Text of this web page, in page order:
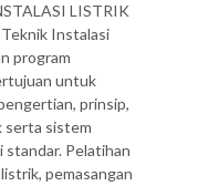
LISTRIK
Instalasi
program
untuk
prinsip,
serta sistem
standar. Pelatihan
pemasangan